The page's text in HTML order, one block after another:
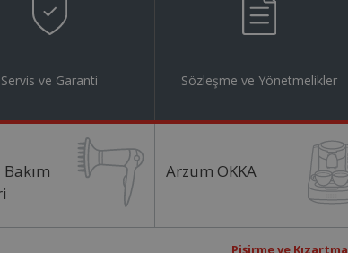
Servis ve Garanti Sözleşme ve Yönetmelikler
Arzum OKKA